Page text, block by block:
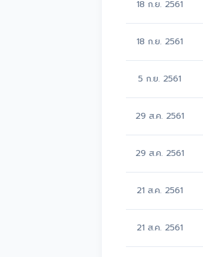
18 ก.ย. 2561
18 ก.ย. 2561
5 ก.ย. 2561
29 ส.ค. 2561
29 ส.ค. 2561
21 ส.ค. 2561
21 ส.ค. 2561